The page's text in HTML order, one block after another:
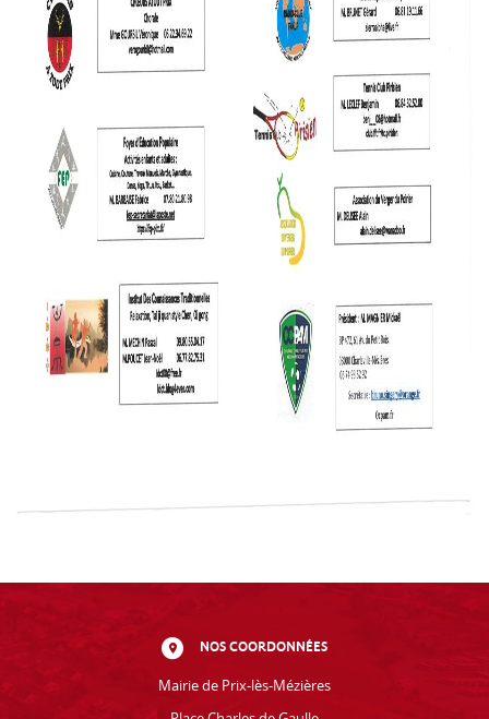
NOS COORDONNÉES
Mairie de Prix-lès-Mézières